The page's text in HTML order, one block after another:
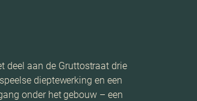
deel aan de Gruttostraat drie
dieptewerking en een
onder het gebouw – een